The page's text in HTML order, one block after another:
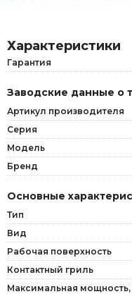
Характеристики
Гарантия
Заводские данные о
Артикул производителя
Серия
Модель
Бренд
Основные
Тип
Вид
Рабочая поверхность
Контактный гриль
Максимальная мощность,